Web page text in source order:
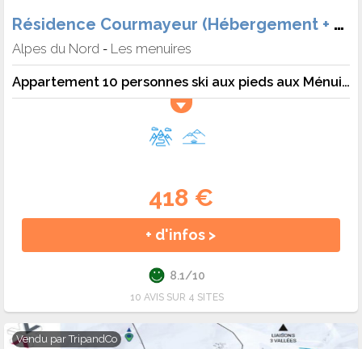
Résidence Courmayeur (Hébergement + Forf.)
Alpes du Nord - Les menuires
Appartement 10 personnes ski aux pieds aux Ménuires - 10 pers. - 58m2 - TV
418 €
+ d'infos >
8.1/10
10 AVIS SUR 4 SITES
Vendu parTripandCo